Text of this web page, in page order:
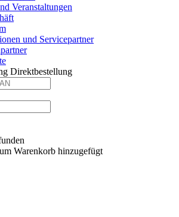
Veranstaltungen
und Servicepartner
Direktbestellung
Warenkorb hinzugefügt